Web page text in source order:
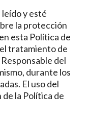
leído y esté
la protección
esta Política de
tratamiento de
del
durante los
El uso del
la Política de